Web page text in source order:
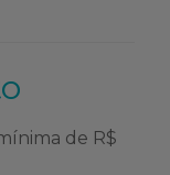
de R$